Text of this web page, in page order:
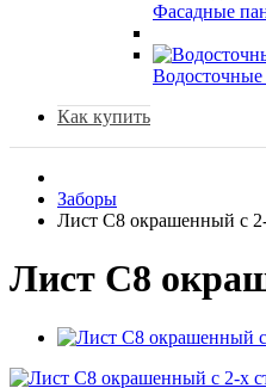
Фасадные
Как купить
Заборы
Лист С8 окрашенный с
Лист С8